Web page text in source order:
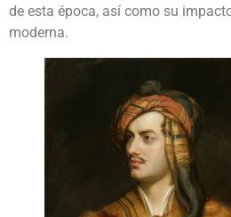
de esta época, así como su
moderna.